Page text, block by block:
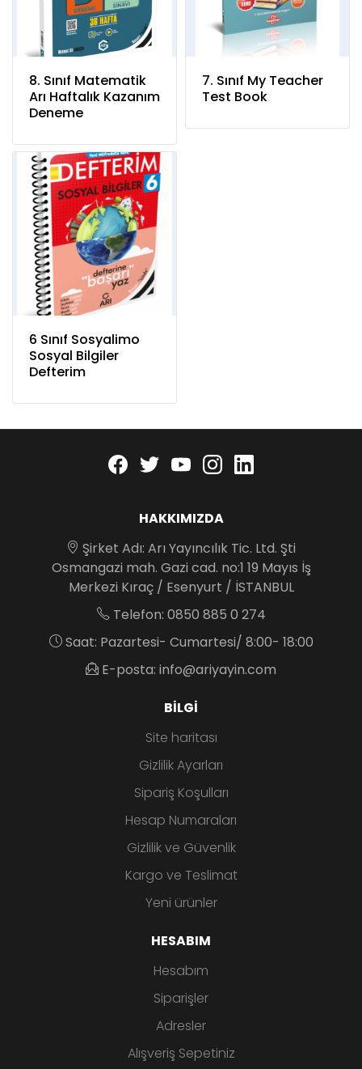
8. Sınıf Matematik
Arı Haftalık Kazanım
Deneme
7. Sınıf My Teacher
Test Book
6 Sınıf Sosyalimo
Sosyal Bilgiler
Defterim
Facebook
twitteryoutubeinstagram
HAKKIMIZDA
Şirket Adı: Arı Yayıncılık Tic. Ltd. Şti
Osmangazi mah. Gazi cad. no:1 19 Mayıs İş
Merkezi Kıraç / Esenyurt / İSTANBUL
Telefon: 0850 885 0 274
Saat: Pazartesi- Cumartesi/ 8:00- 18:00
E-posta: info@ariyayin.com
BILGI
Site haritası
Gizlilik Ayarları
Sipariş Koşulları
Hesap Numaraları
Gizlilik ve Güvenlik
Kargo ve Teslimat
Yeni ürünler
HESABIM
Hesabım
Siparişler
Adresler
Alışveriş Sepetiniz